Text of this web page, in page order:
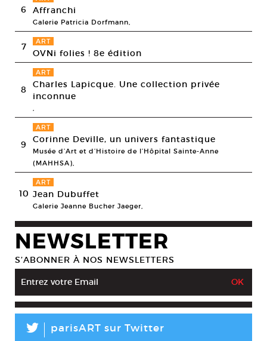
6 Affranchi
Galerie Patricia Dorfmann,
7 ART
OVNi folies ! 8e édition
8
ART
Charles Lapicque. Une collection privée
inconnue
9
ART
Corinne Deville, un univers fantastique
Musée d’Art et d’Histoire de l’Hôpital Sainte-Anne
(MAHHSA),
10
ART
Jean Dubuffet
Galerie Jeanne Bucher Jaeger,
NEWSLETTER
S’ABONNER À NOS NEWSLETTERS
L parisART sur Twitter